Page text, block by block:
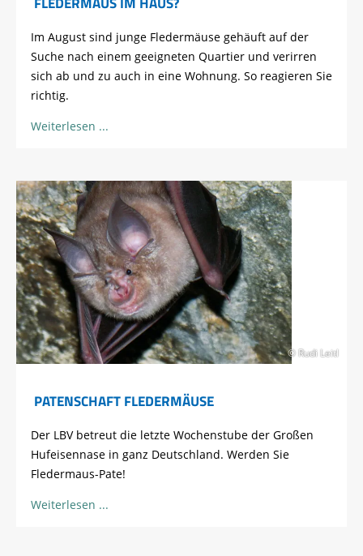
Im August sind junge Fledermäuse gehäuft auf der
Suche nach einem geeigneten Quartier und verirren
sich ab und zu auch in eine Wohnung. So reagieren Sie
richtig.
Weiterlesen
© Rudi Leitl
PATENSCHAFT FLEDERMÄUSE
Der LBV betreut die letzte Wochenstube der Großen
Hufeisennase in ganz Deutschland. Werden Sie
Fledermaus-Pate!
Weiterlesen